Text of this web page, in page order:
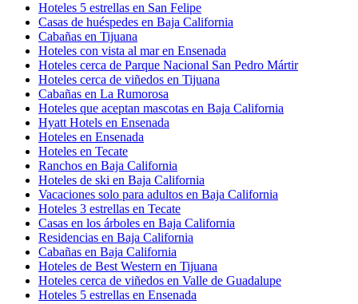
Hoteles 5 estrellas en San Felipe
Casas de huéspedes en Baja California
Cabañas en Tijuana
Hoteles con vista al mar en Ensenada
Hoteles cerca de Parque Nacional San Pedro Mártir
Hoteles cerca de viñedos en Tijuana
Cabañas en La Rumorosa
Hoteles que aceptan mascotas en Baja California
Hyatt Hotels en Ensenada
Hoteles en Ensenada
Hoteles en Tecate
Ranchos en Baja California
Hoteles de ski en Baja California
Vacaciones solo para adultos en Baja California
Hoteles 3 estrellas en Tecate
Casas en los árboles en Baja California
Residencias en Baja California
Cabañas en Baja California
Hoteles de Best Western en Tijuana
Hoteles cerca de viñedos en Valle de Guadalupe
Hoteles 5 estrellas en Ensenada